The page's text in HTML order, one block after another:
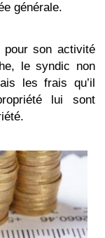
générale.
pour son activité
le syndic non
les frais qu’il
lui sont